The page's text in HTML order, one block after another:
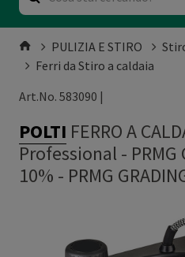
PULIZIA E STIRO
Ferri da Stiro a caldaia
Art.No. 583090 |
POLTI FERRO A
Professional - PRMG
10% - PRMG